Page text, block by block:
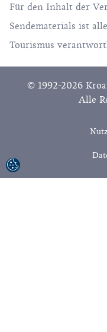
Für den Inhalt der
Sendematerials ist
Tourismus
© 1992-2026
Alle